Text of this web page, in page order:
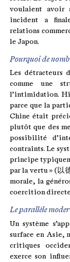
voulaient avoir
incident a
relations
le Japon.
Pourquoi de
Les détracteurs
comme une
l’intimidation.
parce que la
Chine était
plutôt que des
possibilité
contraints. Le
principe
par la vertu » (以
morale, la
coercition
Le parallèle
Un système
surface en Asie,
critiques
exerce son